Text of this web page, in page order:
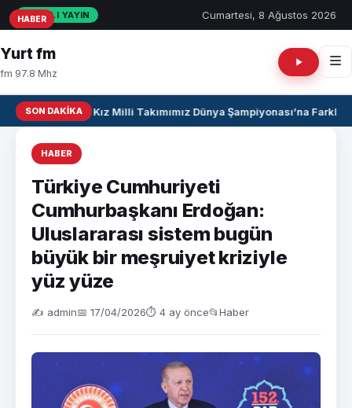
CANLI YAYIN Cumartesi, 8 Ağustos 2026
Yurt fm
fm 97.8 Mhz
SON DAKIKAU17 Kız Milli Takımımız Dünya Şampiyonası’na Farklı
HABER
Türkiye Cumhuriyeti
Cumhurbaşkanı Erdoğan:
Uluslararası sistem bugün
büyük bir meşruiyet kriziyle
yüz yüze
✍️ admin📅 17/04/2026⏱ 4 ay önce📂Haber
HABER
HABER
HABER